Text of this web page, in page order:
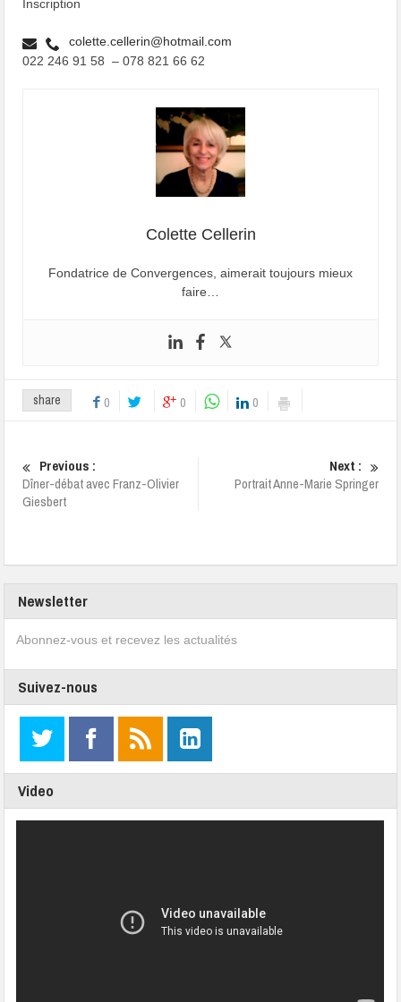
Inscription
colette.cellerin@hotmail.com
022 246 91 58 – 078 821 66 62
Colette Cellerin
Fondatrice de Convergences, aimerait toujours mieux
faire…
share 0 0 0
Previous :
Dîner-débat avec Franz-Olivier
Giesbert
Next :
Portrait Anne-Marie Springer
Newsletter
Abonnez-vous et recevez les actualités
Suivez-nous
Video